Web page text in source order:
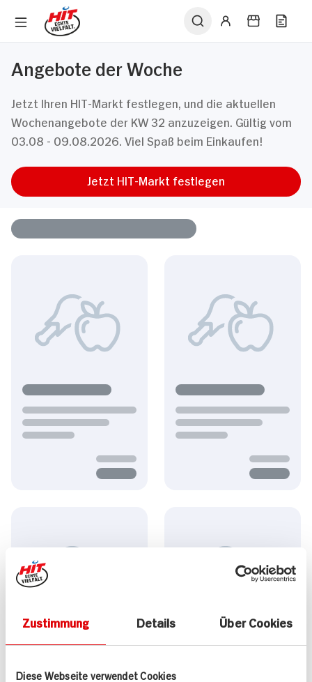
Zustimmung Details Über Cookies
Diese Webseite verwendet Cookies
Angebote der Woche
Jetzt Ihren HIT-Markt festlegen, und die aktuellen
Wochenangebote der KW 32 anzuzeigen. Gültig vom
03.08 - 09.08.2026. Viel Spaß beim Einkaufen!
Jetzt HIT-Markt festlegen